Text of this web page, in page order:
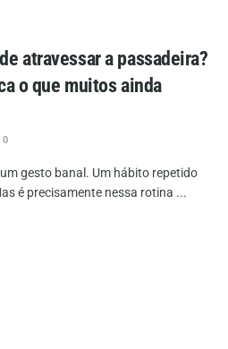
atravessar a passadeira?
o que muitos ainda
0
gesto banal. Um hábito repetido
é precisamente nessa rotina ...